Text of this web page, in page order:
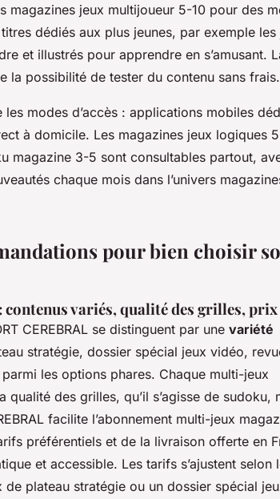
magazines jeux multijoueur 5-10 pour des
dédiés aux plus jeunes, par exemple les
et illustrés pour apprendre en s’amusant.
la possibilité de tester du contenu sans frais.
modes d’accès : applications mobiles
à domicile. Les magazines jeux logiques
magazine 3-5 sont consultables partout,
chaque mois dans l’univers
pour bien choisir
contenus variés, qualité des grilles, prix
CEREBRAL se distinguent par une variété
stratégie, dossier spécial jeux vidéo,
les options phares. Chaque multi-jeux
qualité des grilles, qu’il s’agisse de sudoku,
facilite l’abonnement multi-jeux
préférentiels et de la livraison offerte en
et accessible. Les tarifs s’ajustent selon
plateau stratégie ou un dossier spécial